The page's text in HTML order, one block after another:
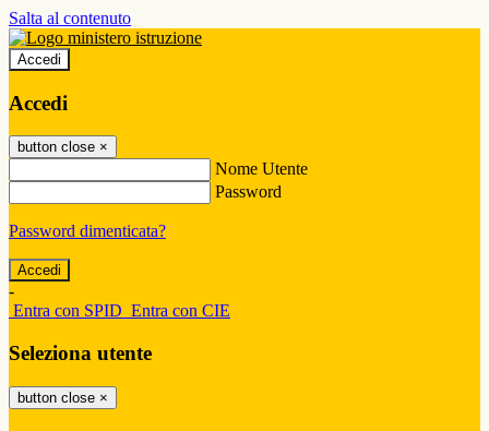
Salta al contenuto
Accedi
Accedi
button close ×
Nome Utente
Password
Password dimenticata?
-
Entra con SPID Entra con CIE
Seleziona utente
button close ×